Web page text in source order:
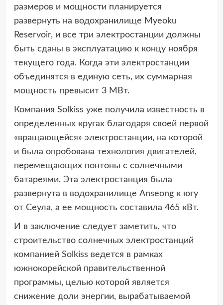
размеров и мощности планируется
развернуть на водохранилище Myeoku
Reservoir, и все три электростанции должны
быть сданы в эксплуатацию к концу ноября
текущего года. Когда эти электростанции
объединятся в единую сеть, их суммарная
мощность превысит 3 МВт.
Компания Solkiss уже получила известность в
определенных кругах благодаря своей первой
«вращающейся» электростанции, на которой
и была опробована технология двигателей,
перемещающих понтоны с солнечными
батареями. Эта электростанция была
развернута в водохранилище Anseong к югу
от Сеула, а ее мощность составила 465 кВт.
И в заключение следует заметить, что
строительство солнечных электростанций
компанией Solkiss ведется в рамках
южнокорейской правительственной
программы, целью которой является
снижение доли энергии, вырабатываемой